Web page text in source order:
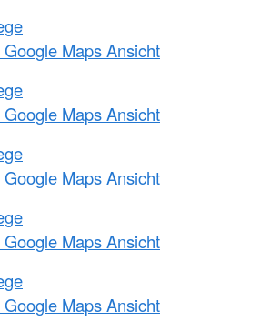
Maps Ansicht
Maps Ansicht
Maps Ansicht
Maps Ansicht
Maps Ansicht